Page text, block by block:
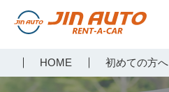
らジンオートレンタカー
HOME 初めての方へ